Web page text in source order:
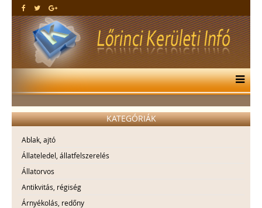
KATEGÓRIÁK
Ablak, ajtó
Állateledel, állatfelszerelés
Állatorvos
Antikvitás, régiség
Árnyékolás, redőny